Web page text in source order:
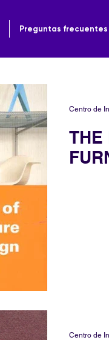
Preguntas frecuentes
THE
Centro de
Centro de